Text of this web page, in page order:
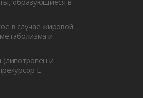
образующиеся в
в случае жировой
и
(липотропен и
L-